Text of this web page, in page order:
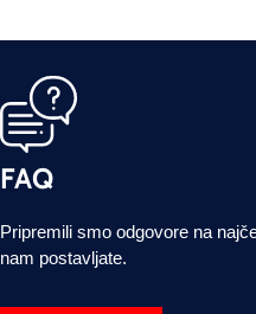
FAQ
Pripremili smo odgovore na
nam postavljate.